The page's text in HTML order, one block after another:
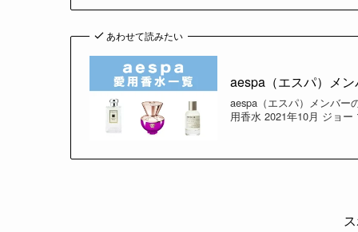
あわせて読みたい
aespa（エスパ）メ
aespa（エスパ）メンバー
用香水 2021年10月 ジョ